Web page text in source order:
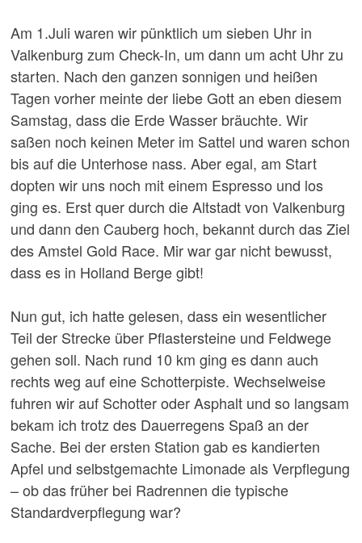
Am 1.Juli waren wir pünktlich um sieben Uhr in
Valkenburg zum Check-In, um dann um acht Uhr zu
starten. Nach den ganzen sonnigen und heißen
Tagen vorher meinte der liebe Gott an eben diesem
Samstag, dass die Erde Wasser bräuchte. Wir
saßen noch keinen Meter im Sattel und waren schon
bis auf die Unterhose nass. Aber egal, am Start
dopten wir uns noch mit einem Espresso und los
ging es. Erst quer durch die Altstadt von Valkenburg
und dann den Cauberg hoch, bekannt durch das Ziel
des Amstel Gold Race. Mir war gar nicht bewusst,
dass es in Holland Berge gibt!
Nun gut, ich hatte gelesen, dass ein wesentlicher
Teil der Strecke über Pflastersteine und Feldwege
gehen soll. Nach rund 10 km ging es dann auch
rechts weg auf eine Schotterpiste. Wechselweise
fuhren wir auf Schotter oder Asphalt und so langsam
bekam ich trotz des Dauerregens Spaß an der
Sache. Bei der ersten Station gab es kandierten
Apfel und selbstgemachte Limonade als Verpflegung
– ob das früher bei Radrennen die typische
Standardverpflegung war?